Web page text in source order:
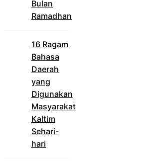
Bulan
Ramadhan
16 Ragam
Bahasa
Daerah
yang
Digunakan
Masyarakat
Kaltim
Sehari-
hari